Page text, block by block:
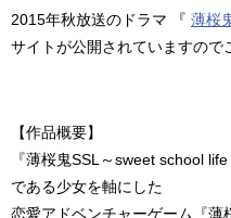
2015年秋放送のドラマ 『 薄桜
サイトが公開されていますので
【作品概要】
『薄桜鬼SSL～sweet school
である少女を軸にした
恋愛アドベンチャーゲーム『薄